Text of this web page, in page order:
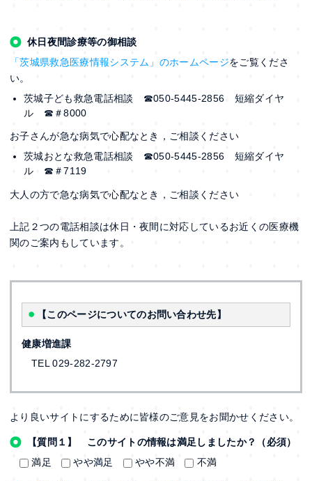
休日夜間診療等の御相談
「茨城県救急医療情報システム」のホームページをご覧くださ
い。
茨城子ども救急電話相談 ☎050-5445-2856 短縮ダイヤ
ル ☎＃8000
お子さんが急な病気で心配なとき，ご相談ください
茨城おとな救急電話相談 ☎050-5445-2856 短縮ダイヤ
ル ☎＃7119
大人の方で急な病気で心配なとき，ご相談ください
上記２つの電話相談は休日・夜間に対応しているお近くの医療機
関のご案内もしています。
【このページについてのお問い合わせ先】
健康増進課
TEL 029-282-2797
より良いサイトにするために皆様のご意見をお聞かせください。
【質問１】 このサイトの情報は満足しましたか？（必須）
満足
やや満足 やや不満 不満